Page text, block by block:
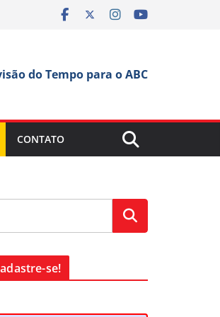
do Tempo para o ABC
CONTATO
se!